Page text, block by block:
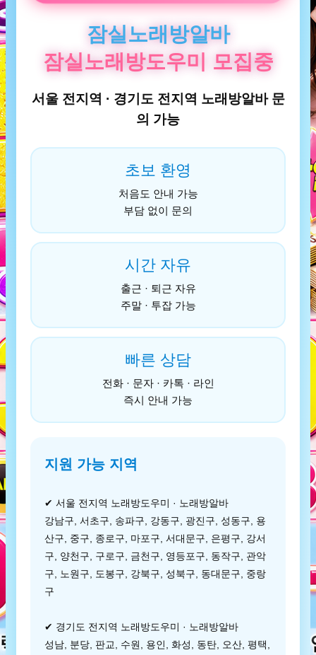
잠실노래방알바
잠실노래방도우미 모집중
서울 전지역 · 경기도 전지역 노래방알바 문
의 가능
초보 환영
처음도 안내 가능
부담 없이 문의
시간 자유
출근 · 퇴근 자유
주말 · 투잡 가능
빠른 상담
전화 · 문자 · 카톡 · 라인
즉시 안내 가능
지원 가능 지역
✔ 서울 전지역 노래방도우미 · 노래방알바
강남구, 서초구, 송파구, 강동구, 광진구, 성동구, 용
산구, 중구, 종로구, 마포구, 서대문구, 은평구, 강서
구, 양천구, 구로구, 금천구, 영등포구, 동작구, 관악
구, 노원구, 도봉구, 강북구, 성북구, 동대문구, 중랑
구
✔ 경기도 전지역 노래방도우미 · 노래방알바
성남, 분당, 판교, 수원, 용인, 화성, 동탄, 오산, 평택,